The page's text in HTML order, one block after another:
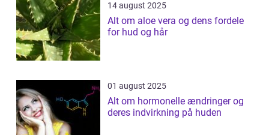
14 august 2025
Alt om aloe vera og dens fordele
for hud og hår
01 august 2025
Alt om hormonelle ændringer og
deres indvirkning på huden